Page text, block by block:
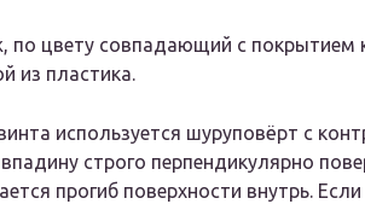
по цвету совпадающий с
из пластика.
используется шуруповёрт с
строго перпендикулярно
прогиб поверхности внутрь.